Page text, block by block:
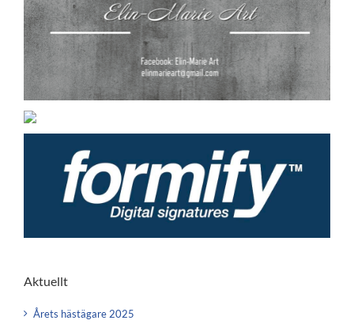
Aktuellt
Årets hästägare 2025